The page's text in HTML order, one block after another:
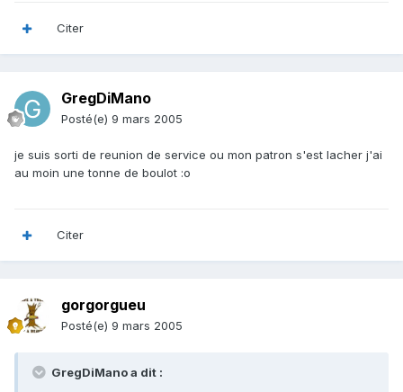
Citer
GregDiMano
Posté(e) 9 mars 2005
je suis sorti de reunion de service ou mon patron s'est lacher j'ai
au moin une tonne de boulot :o
Citer
gorgorgueu
Posté(e) 9 mars 2005
GregDiMano a dit :